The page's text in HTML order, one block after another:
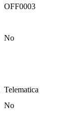
OFF0003
No
Telematica
No